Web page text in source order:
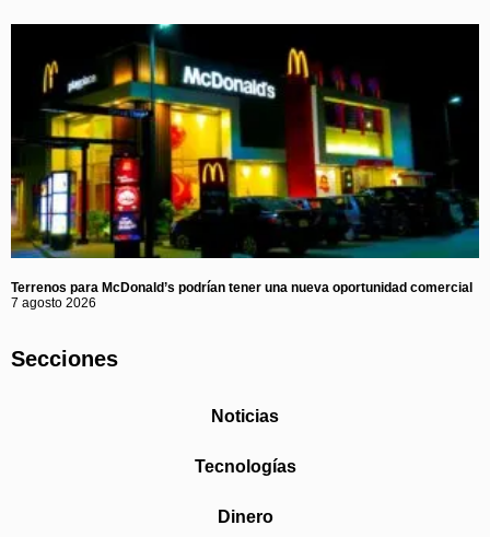
Terrenos para McDonald’s podrían tener una nueva oportunidad comercial
7 agosto 2026
Secciones
Noticias
Tecnologías
Dinero